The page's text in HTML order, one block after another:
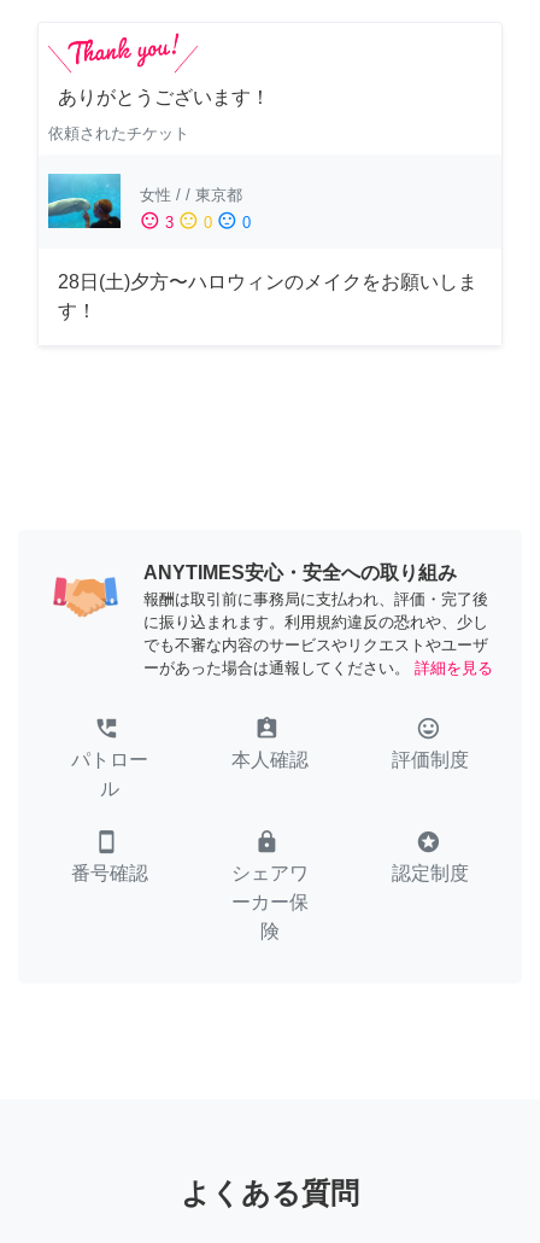
ありがとうございます！
依頼されたチケット
女性 / / 東京都
sentiment_satisfied 3 sentiment_neutral 0 sentiment_dissatisfied 0
28日(土)夕方〜ハロウィンのメイクをお願いしま
す！
ANYTIMES安心・安全への取り組み
報酬は取引前に事務局に支払われ、評価・完了後
に振り込まれます。利用規約違反の恐れや、少し
でも不審な内容のサービスやリクエストやユーザ
ーがあった場合は通報してください。
詳細を見る
perm_phone_msg
パトロー
ル
assignment_ind
本人確認
tag_faces
評価制度
smartphone
番号確認
lock
シェアワ
ーカー保
険
stars
認定制度
よくある質問